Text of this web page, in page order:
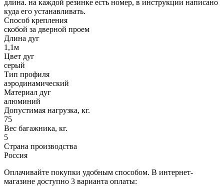
длина. на каждой резинке есть номер, в инструкции написано
куда его устанавливать.
Способ крепления
скобой за дверной проем
Длина дуг
1,1м
Цвет дуг
серый
Тип профиля
аэродинамический
Материал дуг
алюминий
Допустимая нагрузка, кг.
75
Вес багажника, кг.
5
Страна производства
Россия
Оплачивайте покупки удобным способом. В интернет-
магазине доступно 3 варианта оплаты: